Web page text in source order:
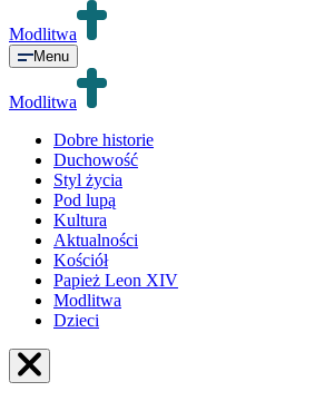
Modlitwa
Menu
Modlitwa
Dobre historie
Duchowość
Styl życia
Pod lupą
Kultura
Aktualności
Kościół
Papież Leon XIV
Modlitwa
Dzieci